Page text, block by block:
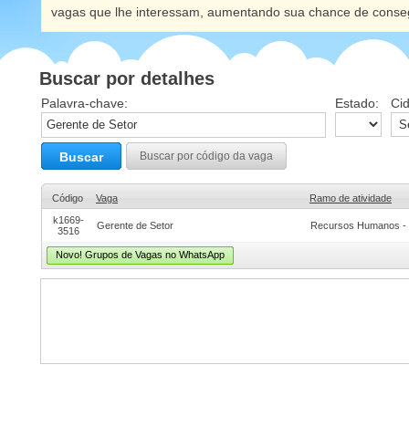
vagas que lhe interessam, aumentando sua chance de
Buscar por detalhes
Palavra-chave: Estado:
Buscar Buscar por código da vaga
Código Vaga
Ramo de atividade
k1669-
3516
Gerente de Setor Recursos Humanos -
Novo! Grupos de Vagas no WhatsApp